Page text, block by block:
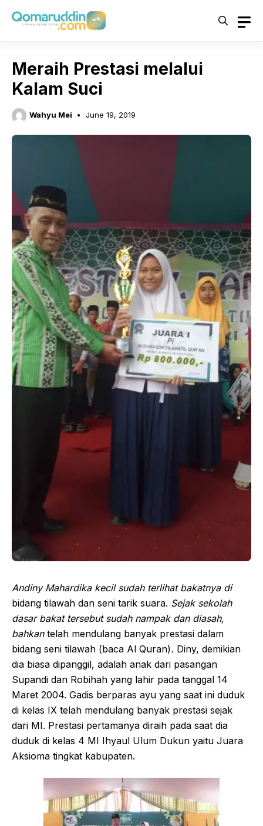
Meraih Prestasi melalui
Kalam Suci
Wahyu Mei June 19, 2019
Andiny Mahardikakecil sudah terlihat bakatnya di
bidang tilawah dan seni tarik suara. Sejak sekolah
dasar bakat tersebutsudah nampak dandiasah,
bahkan telah mendulang banyak prestasi dalam
bidang seni tilawah (baca Al Quran). Diny, demikian
dia biasa dipanggil, adalah anak dari pasangan
Supandi dan Robihah yang lahir pada tanggal 14
Maret 2004. Gadis berparas ayu yang saat ini duduk
di kelas IX telah mendulang banyak prestasi sejak
dari MI. Prestasi pertamanya diraih pada saat dia
duduk di kelas 4 MI Ihyaul Ulum Dukun yaitu Juara
Aksioma tingkat kabupaten.